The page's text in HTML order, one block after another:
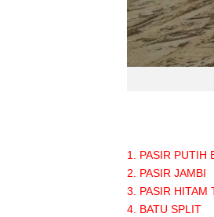
1.
2.
3. PASIR
4.